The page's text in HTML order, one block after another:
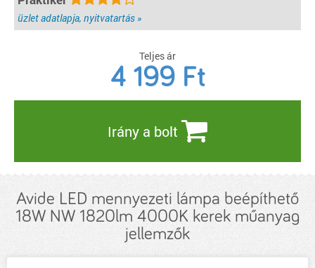
üzlet adatlapja, nyitvatartás »
Teljes ár
4 199 Ft
Irány a bolt
Avide LED mennyezeti lámpa beépíthető
18W NW 1820lm 4000K kerek műanyag
jellemzők